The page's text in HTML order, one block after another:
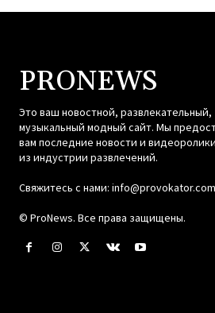
PRONEWS
Это ваш новостной, развлекательный,
музыкальный модный сайт. Мы
вам последние новости и
из индустрии развлечений.
Свяжитесь с нами:
© ProNews. Все права защищены.